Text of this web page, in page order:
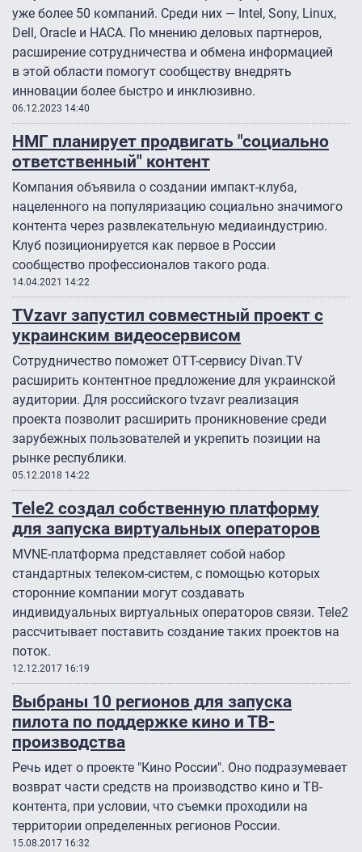
уже более 50 компаний. Среди них — Intel, Sony, Linux,
Dell, Oracle и НАСА. По мнению деловых партнеров,
расширение сотрудничества и обмена информацией
в этой области помогут сообществу внедрять
инновации более быстро и инклюзивно.
06.12.2023 14:40
НМГ планирует продвигать "социально
ответственный" контент
Компания объявила о создании импакт-клуба,
нацеленного на популяризацию социально значимого
контента через развлекательную медиаиндустрию.
Клуб позиционируется как первое в России
сообщество профессионалов такого рода.
14.04.2021 14:22
TVzavr запустил совместный проект с
украинским видеосервисом
Сотрудничество поможет OTT-сервису Divan.TV
расширить контентное предложение для украинской
аудитории. Для российского tvzavr реализация
проекта позволит расширить проникновение среди
зарубежных пользователей и укрепить позиции на
рынке республики.
05.12.2018 14:22
Tele2 создал собственную платформу
для запуска виртуальных операторов
MVNE-платформа представляет собой набор
стандартных телеком-систем, с помощью которых
сторонние компании могут создавать
индивидуальных виртуальных операторов связи. Tele2
рассчитывает поставить создание таких проектов на
поток.
12.12.2017 16:19
Выбраны 10 регионов для запуска
пилота по поддержке кино и ТВ-
производства
Речь идет о проекте "Кино России". Оно подразумевает
возврат части средств на производство кино и ТВ-
контента, при условии, что съемки проходили на
территории определенных регионов России.
15.08.2017 16:32